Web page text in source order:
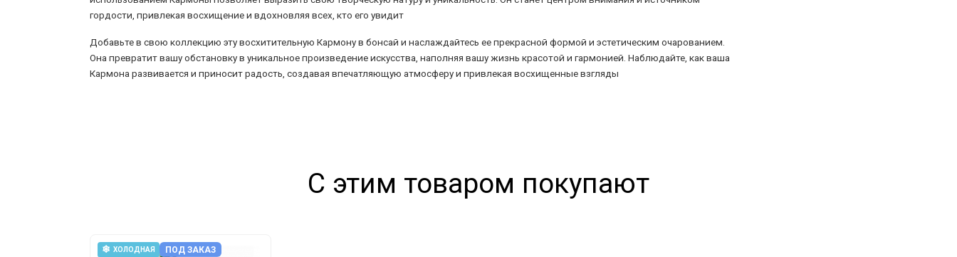
гордости, привлекая восхищение и вдохновляя всех, кто его увидит
Добавьте в свою коллекцию эту восхитительную Кармону в бонсай и наслаждайтесь ее прекрасной формой и эстетическим очарованием.
Она превратит вашу обстановку в уникальное произведение искусства, наполняя вашу жизнь красотой и гармонией. Наблюдайте, как ваша
Кармона развивается и приносит радость, создавая впечатляющую атмосферу и привлекая восхищенные взгляды
С этим товаром покупают
❄ ХОЛОДНАЯ ПОД ЗАКАЗ